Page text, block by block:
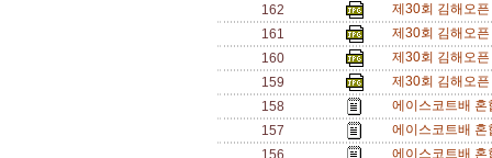
162
제30회 김해오
161
제30회 김해오
160
제30회 김해오
159
제30회 김해오
158
에이스코트배
157
에이스코트배
156
에이스코트배